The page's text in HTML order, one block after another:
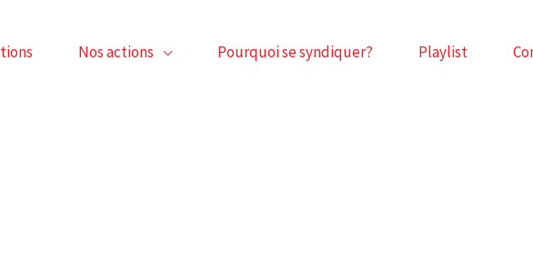
Nos actions Pourquoi se syndiquer? Playlist